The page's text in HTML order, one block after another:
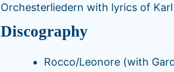
Orchesterliedern with lyrics of
Discography
Rocco/Leonore (with